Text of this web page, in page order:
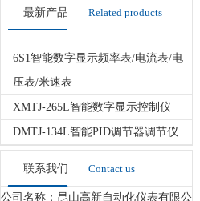
最新产品 Related products
6S1智能数字显示频率表/电流表/电
压表/米速表
XMTJ-265L智能数字显示控制仪
DMTJ-134L智能PID调节器调节仪
联系我们 Contact us
公司名称：昆山高新自动化仪表有限公